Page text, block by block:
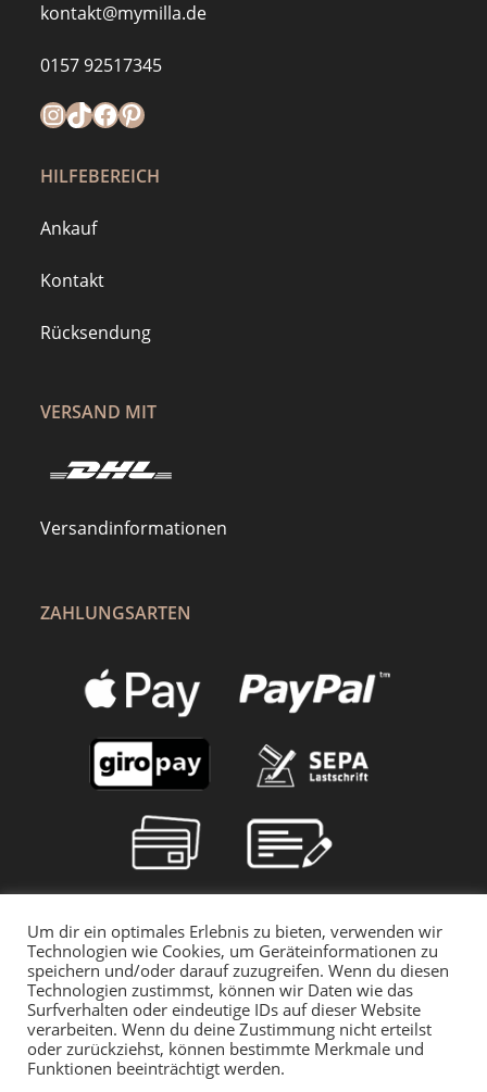
kontakt@mymilla.de
0157 92517345
Instagram
https://www.tiktok.com/@mymilla.de
Facebook
Pinterest
HILFEBEREICH
Ankauf
Kontakt
Rücksendung
VERSAND MIT
Versandinformationen
ZAHLUNGSARTEN
Um dir ein optimales Erlebnis zu bieten, verwenden wir
Technologien wie Cookies, um Geräteinformationen zu
speichern und/oder darauf zuzugreifen. Wenn du diesen
Technologien zustimmst, können wir Daten wie das
Surfverhalten oder eindeutige IDs auf dieser Website
verarbeiten. Wenn du deine Zustimmung nicht erteilst
oder zurückziehst, können bestimmte Merkmale und
Funktionen beeinträchtigt werden.